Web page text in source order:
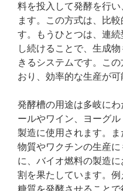
料を投入して発酵を行
ます。この方式は、比
す。もうひとつは、連
し続けることで、生成
きるシステムです。こ
おり、効率的な生産が可
発酵槽の用途は多岐に
ールやワイン、ヨーグ
製造に使用されます。
物質やワクチンの生産
に、バイオ燃料の製造
割を果たしています。例